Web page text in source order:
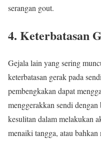
serangan gout.
4. Keterbatasan
Gejala lain yang sering
keterbatasan gerak pada
pembengkakan dapat
menggerakkan sendi dengan
kesulitan dalam melakukan
menaiki tangga, atau bahkan